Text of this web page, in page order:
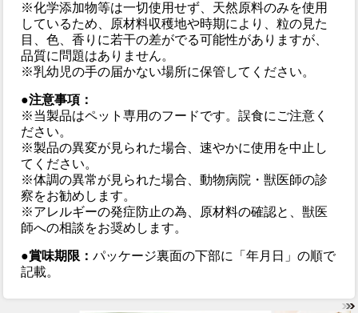
※化学添加物等は一切使用せず、天然原料のみを使用
しているため、原材料収穫地や時期により、粒の見た
目、色、香りに若干の差がでる可能性がありますが、
品質に問題はありません。
※乳幼児の手の届かない場所に保管してください。
●注意事項：
※当製品はペット専用のフードです。誤食にご注意く
ださい。
※製品の異変が見られた場合、速やかに使用を中止し
てください。
※体調の異常が見られた場合、動物病院・獣医師の診
察をお勧めします。
※アレルギーの発症防止の為、原材料の確認と、獣医
師への相談をお奨めします。
●賞味期限：パッケージ裏面の下部に「年月日」の順で
記載。